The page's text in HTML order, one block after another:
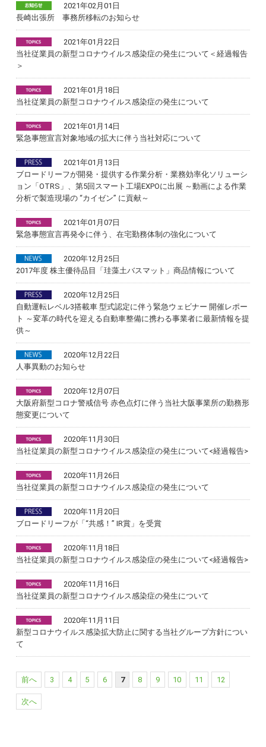
2021年02月01日
長崎出張所 事務所移転のお知らせ
2021年01月22日
当社従業員の新型コロナウイルス感染症の発生について＜経過報告
＞
2021年01月18日
当社従業員の新型コロナウイルス感染症の発生について
2021年01月14日
緊急事態宣言対象地域の拡大に伴う当社対応について
2021年01月13日
ブロードリーフが開発・提供する作業分析・業務効率化ソリューシ
ョン「OTRS」、第5回スマート工場EXPOに出展 ～動画による作業
分析で製造現場の “カイゼン” に貢献～
2021年01月07日
緊急事態宣言再発令に伴う、在宅勤務体制の強化について
2020年12月25日
2017年度 株主優待品目「珪藻土バスマット」商品情報について
2020年12月25日
自動運転レベル3搭載車 型式認定に伴う緊急ウェビナー 開催レポー
ト ～変革の時代を迎える自動車整備に携わる事業者に最新情報を提
供～
2020年12月22日
人事異動のお知らせ
2020年12月07日
大阪府新型コロナ警戒信号 赤色点灯に伴う当社大阪事業所の勤務形
態変更について
2020年11月30日
当社従業員の新型コロナウイルス感染症の発生について<経過報告>
2020年11月26日
当社従業員の新型コロナウイルス感染症の発生について
2020年11月20日
ブロードリーフが「“共感！” IR賞」を受賞
2020年11月18日
当社従業員の新型コロナウイルス感染症の発生について<経過報告>
2020年11月16日
当社従業員の新型コロナウイルス感染症の発生について
2020年11月11日
新型コロナウイルス感染拡大防止に関する当社グループ方針につい
て
前へ 3 4 5 6 7 8 9 10 11 12
次へ